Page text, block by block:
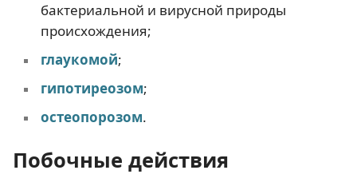
бактериальной и вирусной природы
происхождения;
глаукомой;
гипотиреозом;
остеопорозом.
Побочные действия